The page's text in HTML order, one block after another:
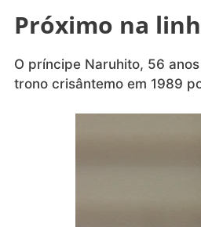
Próximo na
O príncipe Naruhito, 56
trono crisântemo em 1989